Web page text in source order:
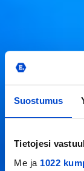
Suostumus
Tietojesi
Me ja 1022